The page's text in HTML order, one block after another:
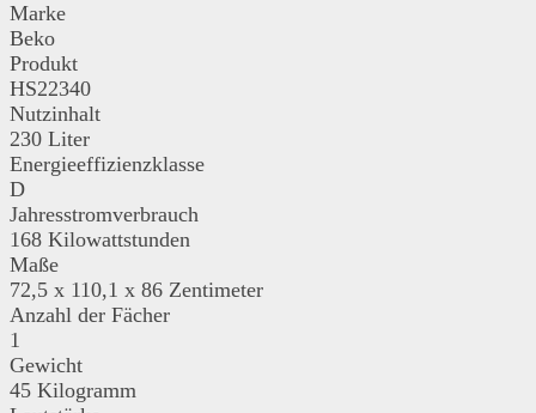
Marke
Beko
Produkt
HS22340
Nutzinhalt
230 Liter
Energieeffizienzklasse
D
Jahresstromverbrauch
168 Kilowattstunden
Maße
‎72,5 x 110,1 x 86 Zentimeter
Anzahl der Fächer
1
Gewicht
45 Kilogramm